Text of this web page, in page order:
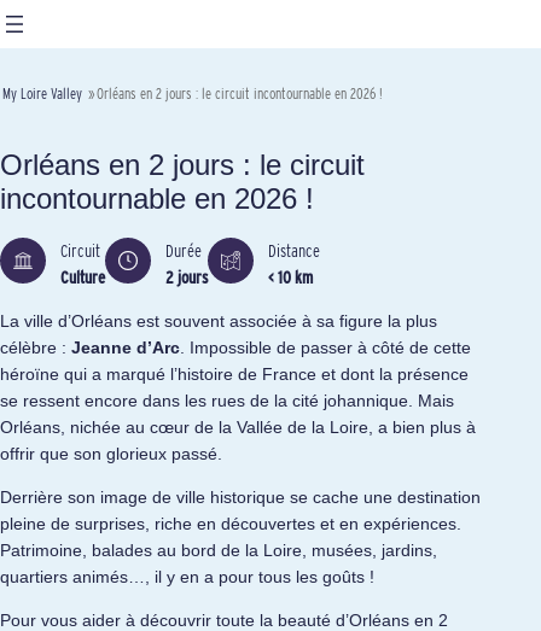
My Loire Valley »Orléans en 2 jours : le circuit incontournable en 2026 !
Orléans en 2 jours : le circuit
incontournable en 2026 !
Circuit
Culture
Durée
2 jours
Distance
< 10 km
La ville d’Orléans est souvent associée à sa figure la plus
célèbre : Jeanne d’Arc . Impossible de passer à côté de cette
héroïne qui a marqué l’histoire de France et dont la présence
se ressent encore dans les rues de la cité johannique. Mais
Orléans, nichée au cœur de la Vallée de la Loire, a bien plus à
offrir que son glorieux passé.
Derrière son image de ville historique se cache une destination
pleine de surprises, riche en découvertes et en expériences.
Patrimoine, balades au bord de la Loire, musées, jardins,
quartiers animés…, il y en a pour tous les goûts !
Pour vous aider à découvrir toute la beauté d’Orléans en 2